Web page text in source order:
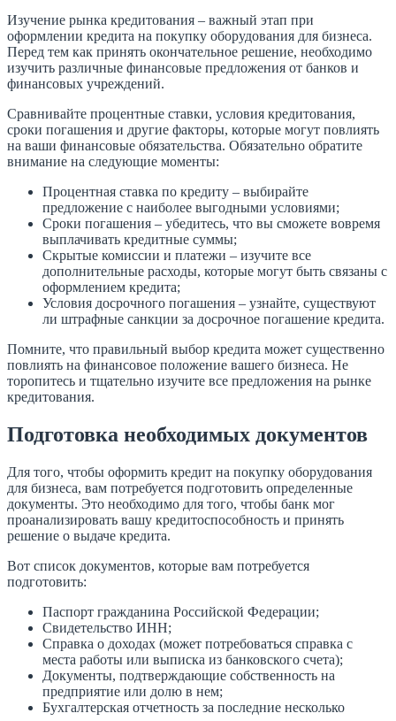
Изучение рынка кредитования – важный этап при
оформлении кредита на покупку оборудования для бизнеса.
Перед тем как принять окончательное решение, необходимо
изучить различные финансовые предложения от банков и
финансовых учреждений.
Сравнивайте процентные ставки, условия кредитования,
сроки погашения и другие факторы, которые могут повлиять
на ваши финансовые обязательства. Обязательно обратите
внимание на следующие моменты:
Процентная ставка по кредиту – выбирайте
предложение с наиболее выгодными условиями;
Сроки погашения – убедитесь, что вы сможете вовремя
выплачивать кредитные суммы;
Скрытые комиссии и платежи – изучите все
дополнительные расходы, которые могут быть связаны с
оформлением кредита;
Условия досрочного погашения – узнайте, существуют
ли штрафные санкции за досрочное погашение кредита.
Помните, что правильный выбор кредита может существенно
повлиять на финансовое положение вашего бизнеса. Не
торопитесь и тщательно изучите все предложения на рынке
кредитования.
Подготовка необходимых документов
Для того, чтобы оформить кредит на покупку оборудования
для бизнеса, вам потребуется подготовить определенные
документы. Это необходимо для того, чтобы банк мог
проанализировать вашу кредитоспособность и принять
решение о выдаче кредита.
Вот список документов, которые вам потребуется
подготовить:
Паспорт гражданина Российской Федерации;
Свидетельство ИНН;
Справка о доходах (может потребоваться справка с
места работы или выписка из банковского счета);
Документы, подтверждающие собственность на
предприятие или долю в нем;
Бухгалтерская отчетность за последние несколько